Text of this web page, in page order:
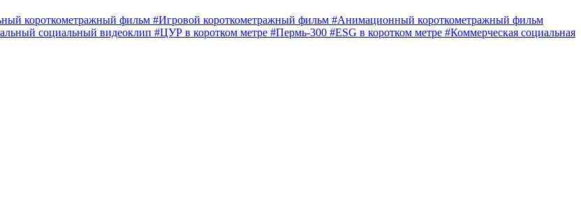
короткометражный фильм #Игровой короткометражный фильм #Анимационный короткометражный фильм
социальный видеоклип #ЦУР в коротком метре #Пермь-300 #ESG в коротком метре #Коммерческая социальная